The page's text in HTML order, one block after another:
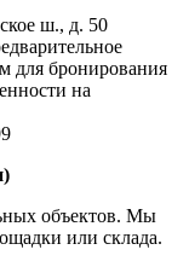
ш., д. 50
для бронирования
на
объектов. Мы
или склада.